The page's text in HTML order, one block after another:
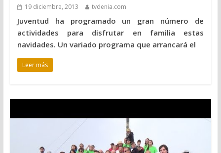
19 diciembre, 2013 tvdenia.com
Juventud ha programado un gran número de
actividades para disfrutar en familia estas
navidades. Un variado programa que arrancará el
Leer más